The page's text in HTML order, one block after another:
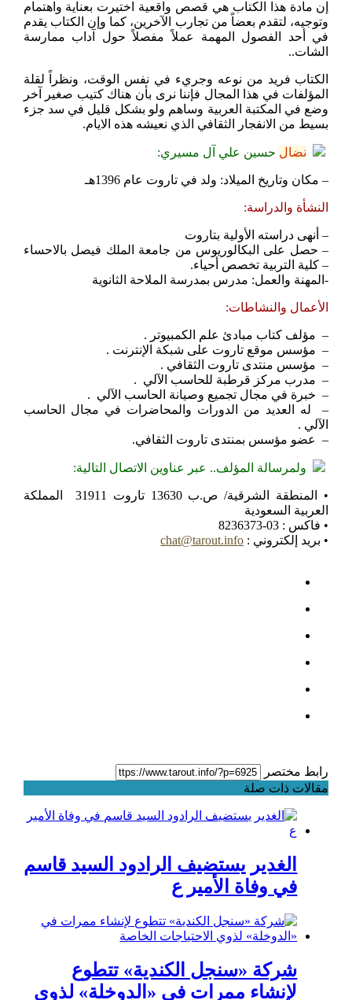
إن مادة هذا الكتاب هي قصص واقعية اختيرت بعناية واهتمام
وتوجيه، لتقدم بعضاً من تجارب الآخرين، كما وإن الكتاب يقدم
في أحد الفصول المهمة عملاً مفصلاً حول آداب ممارسة
الشات..
الكتاب فريد من نوعه وجريء في نفس الوقت، ونظراً لقلة
المؤلفات في هذا المجال فإننا نرى بأن هناك كتيب صغير آخر
وضع في المكتبة العربية وساهم ولو بشكل قليل في سد جزء
بسيط من الانفجار الثقافي الذي نعيشه هذه الايام.
نضال حسين علي آل مسيري:
– مكان وتاريخ الميلاد: ولد في تاروت عام 1396هـ
النشأة والدراسة:
– أنهى دراسته الأولية بتاروت
– حصل على البكالوريوس من جامعة الملك فيصل بالاحساء
– كلية التربية تخصص أحياء.
-المهنة والعمل: مدرس بمدرسة الملاحة الثانوية
الأعمال والنشاطات:
– مؤلف كتاب مبادئ علم الكمبيوتر .
– مؤسس موقع تاروت على شبكة الإنترنت .
– مؤسس منتدى تاروت الثقافي .
– مدرب مركز قرطبة للحاسب الآلي .
– خبرة في مجال تجميع وصيانة الحاسب الآلي .
– له العديد من الدورات والمحاضرات في مجال الحاسب
الآلي .
– عضو مؤسس بمنتدى تاروت الثقافي.
ولمرسالة المؤلف.. عبر عناوين الاتصال التالية:
• المنطقة الشرقية/ ص.ب 13630 تاروت 31911 المملكة
العربية السعودية
• فاكس : 03-8236373
• بريد إلكتروني : chat@tarout.info
رابط مختصر
مقالات ذات صلة
الغدير يستضيف الرادود السيد قاسم
في وفاة الأمير ع
شركة «سنجل الكندية» تتطوع
لإنشاء ممرات في «الدوخلة» لذوي